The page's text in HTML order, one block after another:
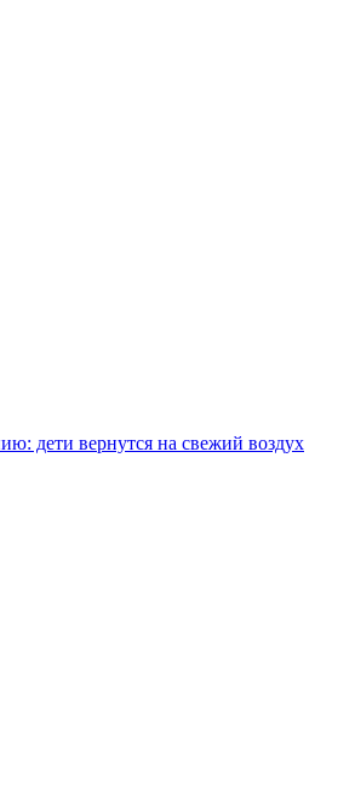
дети вернутся на свежий воздух